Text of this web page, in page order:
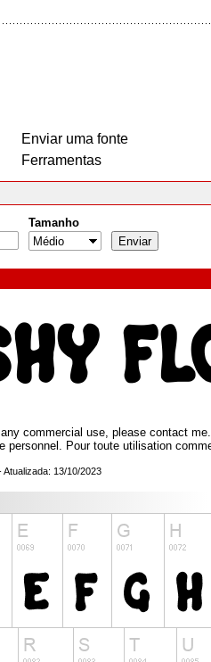
Enviar uma fonte
Ferramentas
Tamanho
commercial use, please contact me.
personnel. Pour toute utilisation
13/10/2023